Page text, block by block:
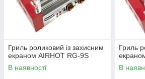
Гриль роликовий із захисним
екраном AIRHOT RG-9S
В наявності
Гриль
В